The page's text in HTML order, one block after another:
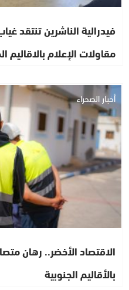
فيدرالية الناشرين تنتقد
مقاولات الإعلام بالاقاليم
أخبار الصحراء
الاقتصاد الأخضر.. رهان
بالأقاليم الجنوبية